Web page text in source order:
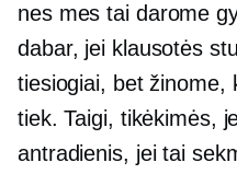
nes mes tai darome
dabar, jei klausotės
tiesiogiai, bet žinome,
tiek. Taigi, tikėkimės,
antradienis, jei tai